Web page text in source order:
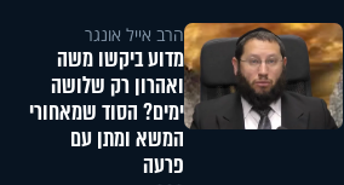
הרב אייל אונגר
מדוע ביקשו משה
ואהרון רק שלושה
ימים? הסוד שמאחורי
המשא ומתן עם
פרעה